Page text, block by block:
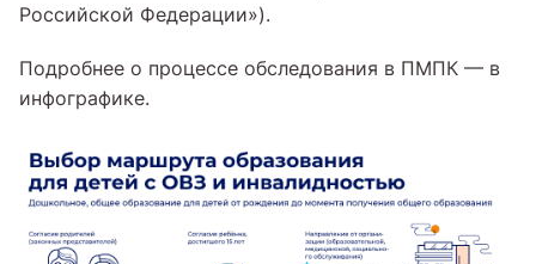
Российской Федерации»).
Подробнее о процессе обследования в ПМПК — в
инфографике.